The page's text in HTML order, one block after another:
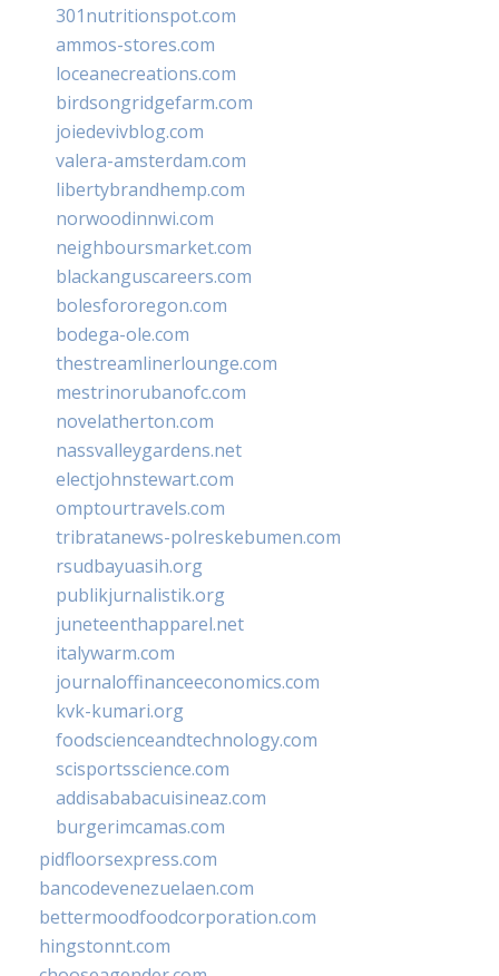
301nutritionspot.com
ammos-stores.com
loceanecreations.com
birdsongridgefarm.com
joiedevivblog.com
valera-amsterdam.com
libertybrandhemp.com
norwoodinnwi.com
neighboursmarket.com
blackanguscareers.com
bolesfororegon.com
bodega-ole.com
thestreamlinerlounge.com
mestrinorubanofc.com
novelatherton.com
nassvalleygardens.net
electjohnstewart.com
omptourtravels.com
tribratanews-polreskebumen.com
rsudbayuasih.org
publikjurnalistik.org
juneteenthapparel.net
italywarm.com
journaloffinanceeconomics.com
kvk-kumari.org
foodscienceandtechnology.com
scisportsscience.com
addisababacuisineaz.com
burgerimcamas.com
pidfloorsexpress.com
bancodevenezuelaen.com
bettermoodfoodcorporation.com
hingstonnt.com